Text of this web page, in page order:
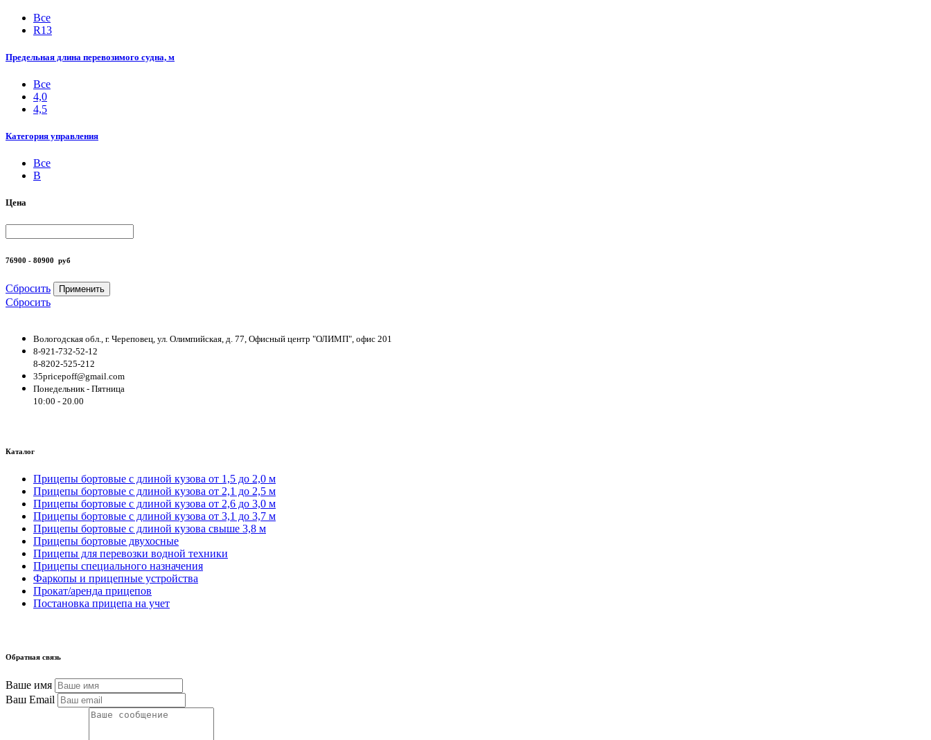
Все
R13
Предельная длина перевозимого судна, м
Все
4,0
4,5
Категория управления
Все
B
Цена
76900 - 80900 руб
Сбросить Применить
Сбросить
Вологодская обл., г. Череповец, ул. Олимпийская, д. 77, Офисный центр "ОЛИМП", офис 201
8-921-732-52-12
8-8202-525-212
35pricepoff@gmail.com
Понедельник - Пятница
10:00 - 20.00
Каталог
Прицепы бортовые с длиной кузова от 1,5 до 2,0 м
Прицепы бортовые с длиной кузова от 2,1 до 2,5 м
Прицепы бортовые с длиной кузова от 2,6 до 3,0 м
Прицепы бортовые с длиной кузова от 3,1 до 3,7 м
Прицепы бортовые с длиной кузова свыше 3,8 м
Прицепы бортовые двухосные
Прицепы для перевозки водной техники
Прицепы специального назначения
Фаркопы и прицепные устройства
Прокат/аренда прицепов
Постановка прицепа на учет
Обратная связь
Ваше имя
Ваш Email